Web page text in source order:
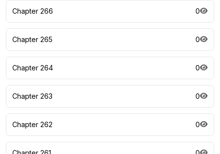
Chapter 266 0
Chapter 265 0
Chapter 264 0
Chapter 263 0
Chapter 262 0